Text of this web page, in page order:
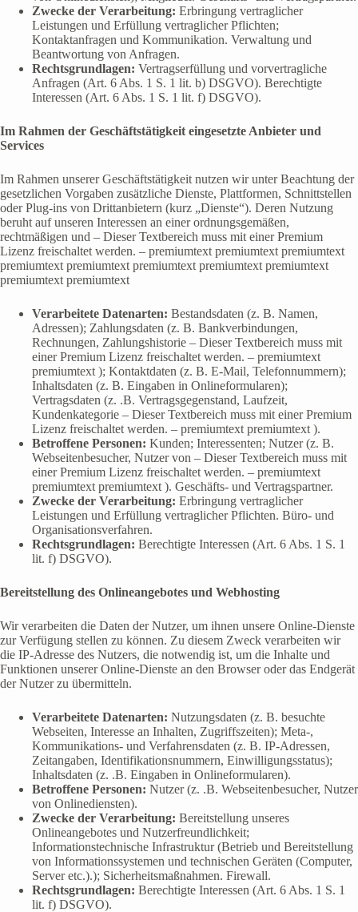
Zwecke der Verarbeitung: Erbringung vertraglicher
Leistungen und Erfüllung vertraglicher Pflichten;
Kontaktanfragen und Kommunikation. Verwaltung und
Beantwortung von Anfragen.
Rechtsgrundlagen: Vertragserfüllung und vorvertragliche
Anfragen (Art. 6 Abs. 1 S. 1 lit. b) DSGVO). Berechtigte
Interessen (Art. 6 Abs. 1 S. 1 lit. f) DSGVO).
Im Rahmen der Geschäftstätigkeit eingesetzte Anbieter und
Services
Im Rahmen unserer Geschäftstätigkeit nutzen wir unter Beachtung der
gesetzlichen Vorgaben zusätzliche Dienste, Plattformen, Schnittstellen
oder Plug-ins von Drittanbietern (kurz „Dienste“). Deren Nutzung
beruht auf unseren Interessen an einer ordnungsgemäßen,
rechtmäßigen und – Dieser Textbereich muss mit einer Premium
Lizenz freischaltet werden. – premiumtext premiumtext premiumtext
premiumtext premiumtext premiumtext premiumtext premiumtext
premiumtext premiumtext
Verarbeitete Datenarten: Bestandsdaten (z. B. Namen,
Adressen); Zahlungsdaten (z. B. Bankverbindungen,
Rechnungen, Zahlungshistorie – Dieser Textbereich muss mit
einer Premium Lizenz freischaltet werden. – premiumtext
premiumtext ); Kontaktdaten (z. B. E-Mail, Telefonnummern);
Inhaltsdaten (z. B. Eingaben in Onlineformularen);
Vertragsdaten (z. .B. Vertragsgegenstand, Laufzeit,
Kundenkategorie – Dieser Textbereich muss mit einer Premium
Lizenz freischaltet werden. – premiumtext premiumtext ).
Betroffene Personen: Kunden; Interessenten; Nutzer (z. B.
Webseitenbesucher, Nutzer von – Dieser Textbereich muss mit
einer Premium Lizenz freischaltet werden. – premiumtext
premiumtext premiumtext ). Geschäfts- und Vertragspartner.
Zwecke der Verarbeitung: Erbringung vertraglicher
Leistungen und Erfüllung vertraglicher Pflichten. Büro- und
Organisationsverfahren.
Rechtsgrundlagen: Berechtigte Interessen (Art. 6 Abs. 1 S. 1
lit. f) DSGVO).
Bereitstellung des Onlineangebotes und Webhosting
Wir verarbeiten die Daten der Nutzer, um ihnen unsere Online-Dienste
zur Verfügung stellen zu können. Zu diesem Zweck verarbeiten wir
die IP-Adresse des Nutzers, die notwendig ist, um die Inhalte und
Funktionen unserer Online-Dienste an den Browser oder das Endgerät
der Nutzer zu übermitteln.
Verarbeitete Datenarten: Nutzungsdaten (z. B. besuchte
Webseiten, Interesse an Inhalten, Zugriffszeiten); Meta-,
Kommunikations- und Verfahrensdaten (z. B. IP-Adressen,
Zeitangaben, Identifikationsnummern, Einwilligungsstatus);
Inhaltsdaten (z. .B. Eingaben in Onlineformularen).
Betroffene Personen: Nutzer (z. .B. Webseitenbesucher, Nutzer
von Onlinediensten).
Zwecke der Verarbeitung: Bereitstellung unseres
Onlineangebotes und Nutzerfreundlichkeit;
Informationstechnische Infrastruktur (Betrieb und Bereitstellung
von Informationssystemen und technischen Geräten (Computer,
Server etc.).); Sicherheitsmaßnahmen. Firewall.
Rechtsgrundlagen: Berechtigte Interessen (Art. 6 Abs. 1 S. 1
lit. f) DSGVO).